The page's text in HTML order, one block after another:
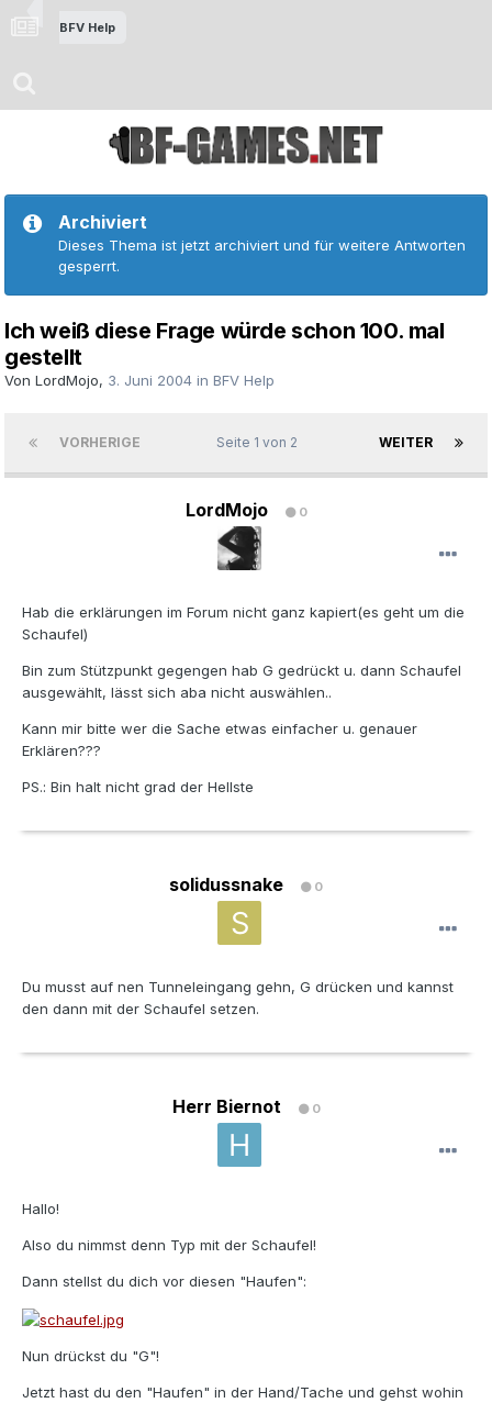
BFV Help
Archiviert
Dieses Thema ist jetzt archiviert und für weitere Antworten
gesperrt.
Ich weiß diese Frage würde schon 100. mal
gestellt
Von LordMojo, 3. Juni 2004 in BFV Help
VORHERIGE WEITER
Seite 1 von 2
LordMojo 0
Hab die erklärungen im Forum nicht ganz kapiert(es geht um die
Schaufel)
Bin zum Stützpunkt gegengen hab G gedrückt u. dann Schaufel
ausgewählt, lässt sich aba nicht auswählen..
Kann mir bitte wer die Sache etwas einfacher u. genauer
Erklären???
PS.: Bin halt nicht grad der Hellste
solidussnake 0
Du musst auf nen Tunneleingang gehn, G drücken und kannst
den dann mit der Schaufel setzen.
Herr Biernot 0
Hallo!
Also du nimmst denn Typ mit der Schaufel!
Dann stellst du dich vor diesen "Haufen":
Nun drückst du "G"!
Jetzt hast du den "Haufen" in der Hand/Tache und gehst wohin